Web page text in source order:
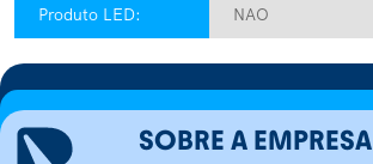
Produto LED: NAO
SOBRE A EMPRESA